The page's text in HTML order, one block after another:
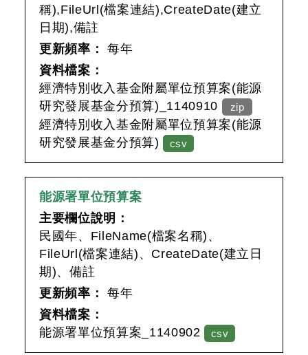
稱),FileUrl(檔案連結),CreateDate(建立
日期),備註
更新頻率：
每年
資料檔案：
經濟特別收入基金附屬單位預算案(能源
研究發展基金分預算)_1140910
zip
經濟特別收入基金附屬單位預算案(能源
研究發展基金分預算)
csv
能源署單位預算案
主要欄位說明：
民國年、FileName(檔案名稱)、
FileUrl(檔案連結)、CreateDate(建立日
期)、備註
更新頻率：
每年
資料檔案：
能源署單位預算案_1140902
csv